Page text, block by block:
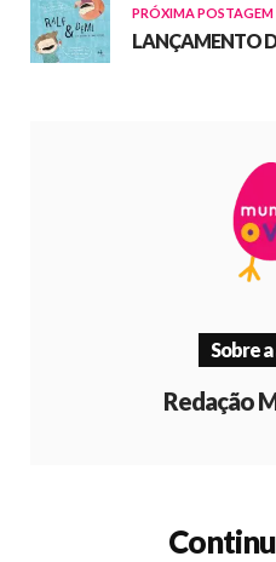
PRÓXIMA POSTAGEM
LANÇAMENTO
Sobre
Redação